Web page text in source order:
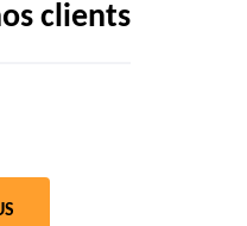
clients